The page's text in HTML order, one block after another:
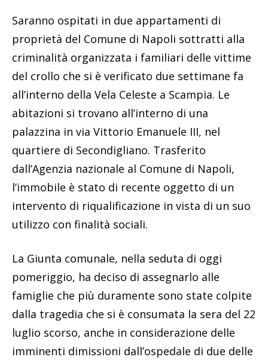
Saranno ospitati in due appartamenti di
proprietà del Comune di Napoli sottratti alla
criminalità organizzata i familiari delle vittime
del crollo che si è verificato due settimane fa
all’interno della Vela Celeste a Scampia. Le
abitazioni si trovano all’interno di una
palazzina in via Vittorio Emanuele III, nel
quartiere di Secondigliano. Trasferito
dall’Agenzia nazionale al Comune di Napoli,
l’immobile è stato di recente oggetto di un
intervento di riqualificazione in vista di un suo
utilizzo con finalità sociali.
La Giunta comunale, nella seduta di oggi
pomeriggio, ha deciso di assegnarlo alle
famiglie che più duramente sono state colpite
dalla tragedia che si è consumata la sera del 22
luglio scorso, anche in considerazione delle
imminenti dimissioni dall’ospedale di due delle